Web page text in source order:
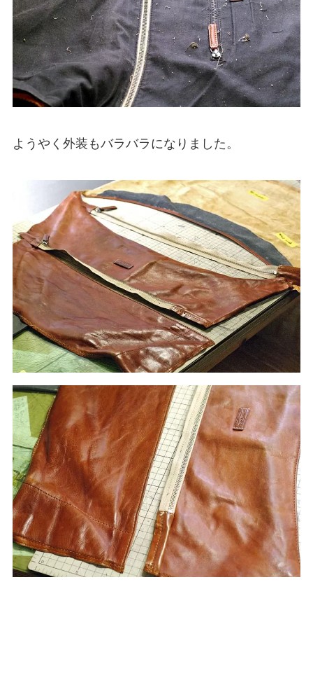
ようやく外装もバラバラになりました。